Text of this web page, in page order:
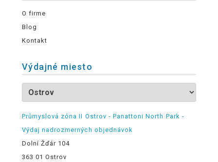
O firme
Blog
Kontakt
Výdajné miesto
Průmyslová zóna II Ostrov - Panattoni North Park -
Výdaj nadrozmerných objednávok
Dolní Žďár 104
363 01 Ostrov